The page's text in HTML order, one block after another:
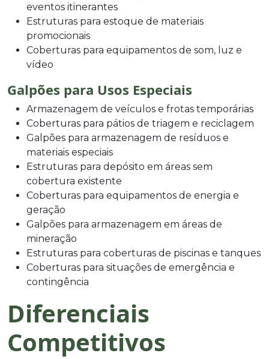
eventos itinerantes
Estruturas para estoque de materiais
promocionais
Coberturas para equipamentos de som, luz e
vídeo
Galpões para Usos Especiais
Armazenagem de veículos e frotas temporárias
Coberturas para pátios de triagem e reciclagem
Galpões para armazenagem de resíduos e
materiais especiais
Estruturas para depósito em áreas sem
cobertura existente
Coberturas para equipamentos de energia e
geração
Galpões para armazenagem em áreas de
mineração
Estruturas para coberturas de piscinas e tanques
Coberturas para situações de emergência e
contingência
Diferenciais
Competitivos